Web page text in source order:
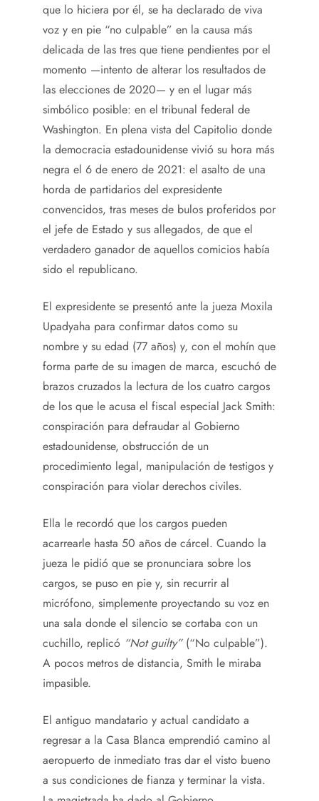
que lo hiciera por él, se ha declarado de viva
voz y en pie “no culpable” en la causa más
delicada de las tres que tiene pendientes por el
momento —intento de alterar los resultados de
las elecciones de 2020— y en el lugar más
simbólico posible: en el tribunal federal de
Washington. En plena vista del Capitolio donde
la democracia estadounidense vivió su hora más
negra el 6 de enero de 2021: el asalto de una
horda de partidarios del expresidente
convencidos, tras meses de bulos proferidos por
el jefe de Estado y sus allegados, de que el
verdadero ganador de aquellos comicios había
sido el republicano.
El expresidente se presentó ante la jueza Moxila
Upadyaha para confirmar datos como su
nombre y su edad (77 años) y, con el mohín que
forma parte de su imagen de marca, escuchó de
brazos cruzados la lectura de los cuatro cargos
de los que le acusa el fiscal especial Jack Smith:
conspiración para defraudar al Gobierno
estadounidense, obstrucción de un
procedimiento legal, manipulación de testigos y
conspiración para violar derechos civiles.
Ella le recordó que los cargos pueden
acarrearle hasta 50 años de cárcel. Cuando la
jueza le pidió que se pronunciara sobre los
cargos, se puso en pie y, sin recurrir al
micrófono, simplemente proyectando su voz en
una sala donde el silencio se cortaba con un
cuchillo, replicó “Not guilty”(“No culpable”).
A pocos metros de distancia, Smith le miraba
impasible.
El antiguo mandatario y actual candidato a
regresar a la Casa Blanca emprendió camino al
aeropuerto de inmediato tras dar el visto bueno
a sus condiciones de fianza y terminar la vista.